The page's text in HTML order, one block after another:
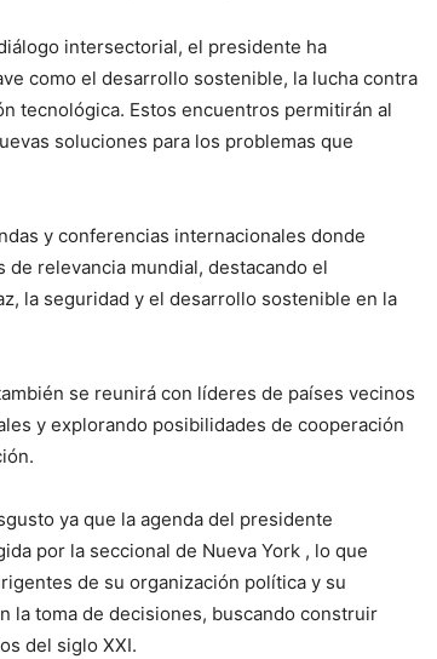
intersectorial, el presidente ha
como el desarrollo sostenible, la lucha contra
tecnológica. Estos encuentros permitirán al
soluciones para los problemas que
y conferencias internacionales donde
relevancia mundial, destacando el
la seguridad y el desarrollo sostenible en la
se reunirá con líderes de países vecinos
y explorando posibilidades de cooperación
ya que la agenda del presidente
por la seccional de Nueva York , lo que
de su organización política y su
la toma de decisiones, buscando construir
del siglo XXI.